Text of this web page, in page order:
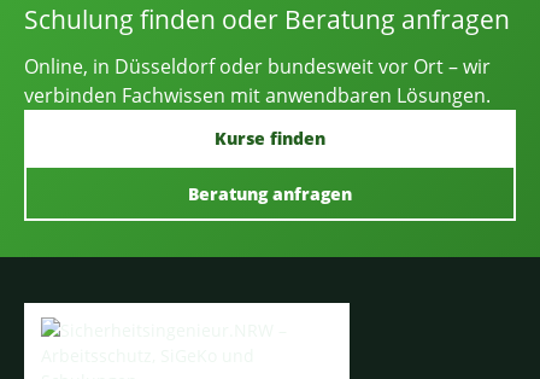
Schulung finden oder Beratung anfragen
Online, in Düsseldorf oder bundesweit vor Ort – wir
verbinden Fachwissen mit anwendbaren Lösungen.
Kurse finden
Beratung anfragen